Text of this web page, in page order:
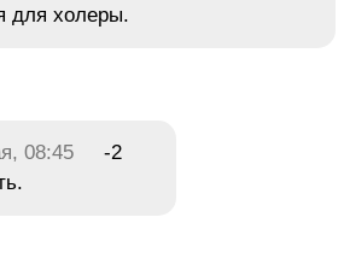
для холеры.
08:45
-2